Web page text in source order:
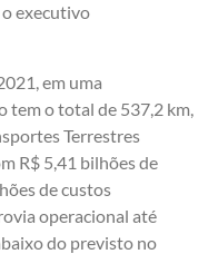
o executivo
em uma
tem o total de 537,2 km,
Terrestres
R$ 5,41 bilhões de
de custos
operacional até
do previsto no